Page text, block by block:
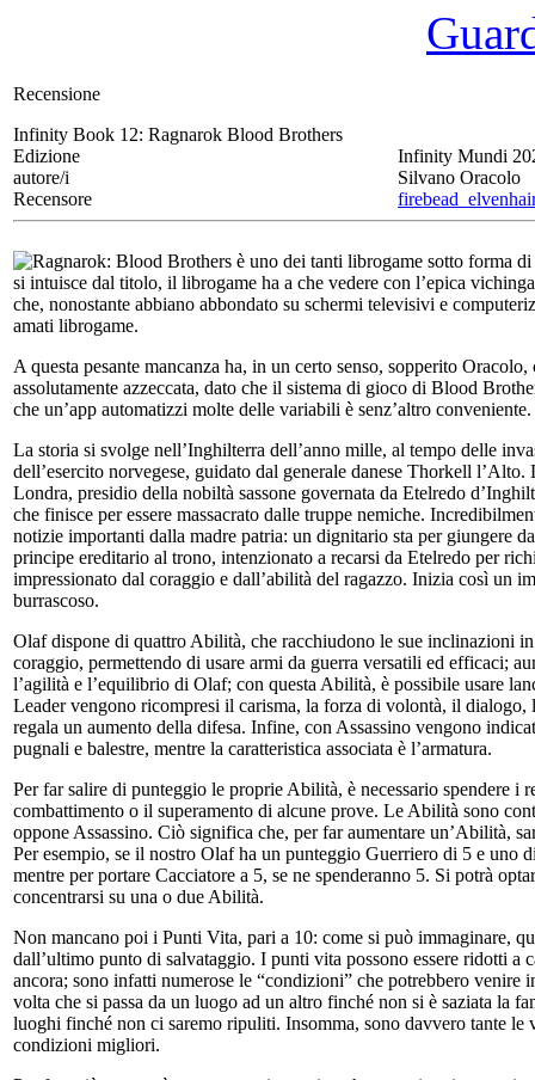
Recensione
Infinity Book 12: Ragnarok Blood Brothers
Edizione
Infinity Mundi
autore/i
Silvano Oracolo
Recensore
Ragnarok: Blood Brothers è uno dei tanti librogame sotto forma
si intuisce dal titolo, il librogame ha a che vedere con l’epica
che, nonostante abbiano abbondato su schermi televisivi e
amati librogame.
A questa pesante mancanza ha, in un certo senso, sopperito
assolutamente azzeccata, dato che il sistema di gioco di Blood
che un’app automatizzi molte delle variabili è senz’altro
La storia si svolge nell’Inghilterra dell’anno mille, al tempo delle
dell’esercito norvegese, guidato dal generale danese Thorkell
Londra, presidio della nobiltà sassone governata da Etelredo
che finisce per essere massacrato dalle truppe nemiche.
notizie importanti dalla madre patria: un dignitario sta per giungere
principe ereditario al trono, intenzionato a recarsi da Etelredo per
impressionato dal coraggio e dall’abilità del ragazzo. Inizia così un
burrascoso.
Olaf dispone di quattro Abilità, che racchiudono le sue inclinazioni
coraggio, permettendo di usare armi da guerra versatili ed efficaci;
l’agilità e l’equilibrio di Olaf; con questa Abilità, è possibile usare
Leader vengono ricompresi il carisma, la forza di volontà, il dialogo,
regala un aumento della difesa. Infine, con Assassino vengono
pugnali e balestre, mentre la caratteristica associata è l’armatura.
Per far salire di punteggio le proprie Abilità, è necessario spendere
combattimento o il superamento di alcune prove. Le Abilità sono
oppone Assassino. Ciò significa che, per far aumentare un’Abilità,
Per esempio, se il nostro Olaf ha un punteggio Guerriero di 5 e uno
mentre per portare Cacciatore a 5, se ne spenderanno 5. Si potrà
concentrarsi su una o due Abilità.
Non mancano poi i Punti Vita, pari a 10: come si può immaginare,
dall’ultimo punto di salvataggio. I punti vita possono essere ridotti
ancora; sono infatti numerose le “condizioni” che potrebbero
volta che si passa da un luogo ad un altro finché non si è saziata la
luoghi finché non ci saremo ripuliti. Insomma, sono davvero tante le
condizioni migliori.